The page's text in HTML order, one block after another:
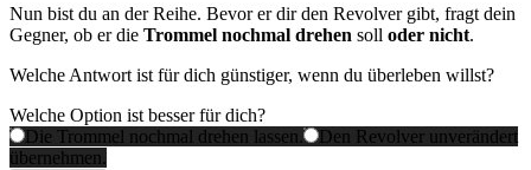
Nun bist du an der Reihe. Bevor er dir den Revolver gibt, fragt dein
Gegner, ob er die Trommel nochmal drehen soll oder nicht.
Welche Antwort ist für dich günstiger, wenn du überleben willst?
Welche Option ist besser für dich?
Die Trommel nochmal drehen lassen.
Den Revolver unverändert
übernehmen.